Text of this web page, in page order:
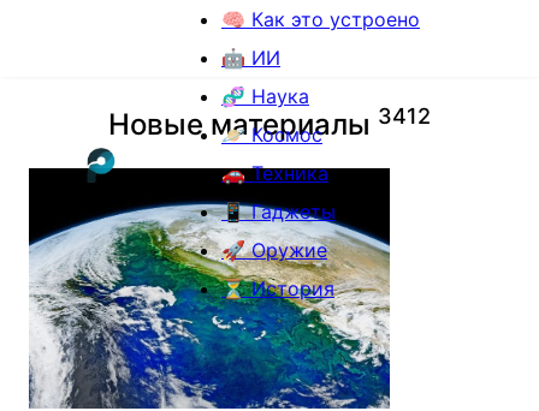
🧠 Как это устроено
🤖 ИИ
🧬 Наука
🪐 Космос
🚗 Техника
📱 Гаджеты
🚀 Оружие
⏳ История
Новые материалы 3412